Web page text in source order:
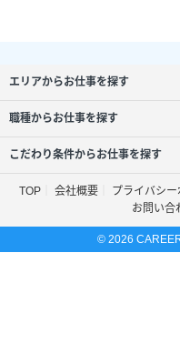
エリアからお仕事を探す
職種からお仕事を探す
こだわり条件からお仕事を探す
TOP 会社概要 プライバシー
お問い合
© 2026